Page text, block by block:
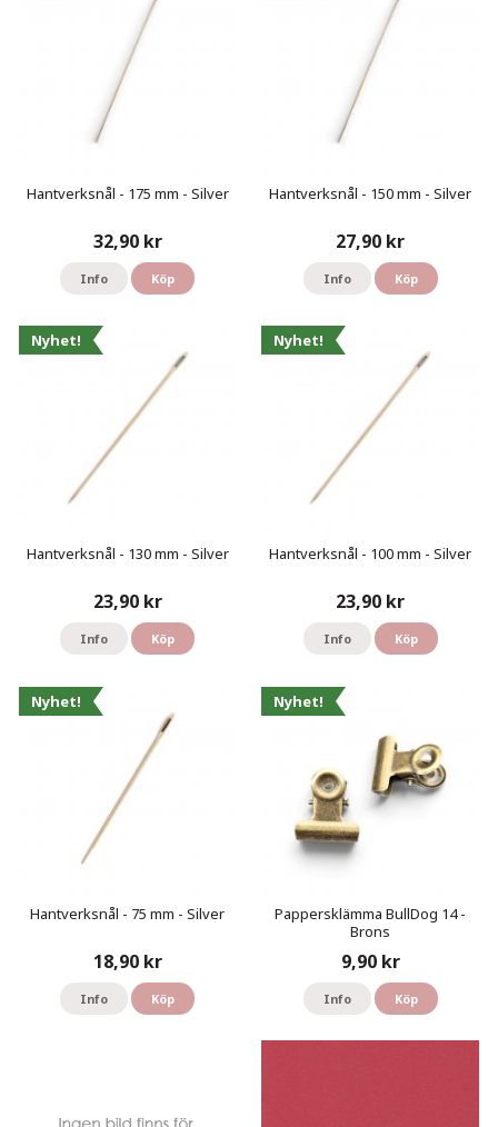
Hantverksnål - 175 mm - Silver
32,90 kr
Info Köp
Hantverksnål - 150 mm - Silver
27,90 kr
Info Köp
Nyhet!
Hantverksnål - 130 mm - Silver
23,90 kr
Info Köp
Nyhet!
Hantverksnål - 100 mm - Silver
23,90 kr
Info Köp
Nyhet!
Hantverksnål - 75 mm - Silver
18,90 kr
Info Köp
Nyhet!
Pappersklämma BullDog 14 -
Brons
9,90 kr
Info Köp